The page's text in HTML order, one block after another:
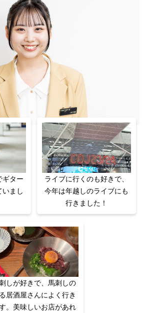
ギター
いまし
ライブに行くのも好きで、
今年は年越しのライブにも
行きました！
しが好きで、馬刺しの
居酒屋さんによく行き
。美味しいお店があれ